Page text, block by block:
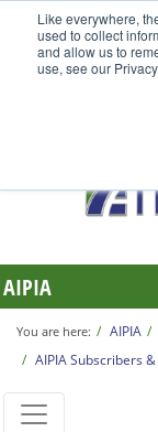
Like everywhere,
used to collect
and allow us to
use, see our
AIPIA
You are here: AIPIA
AIPIA Subscribers